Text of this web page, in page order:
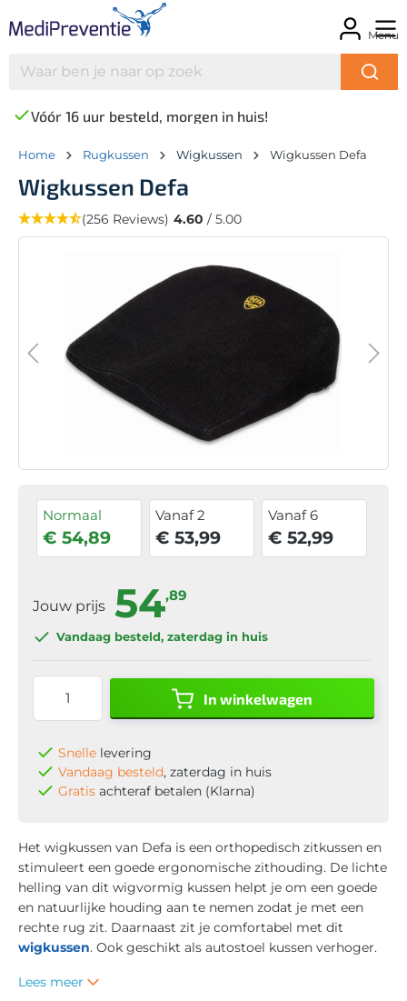
Menu
Vóór 16 uur besteld, morgen in huis!
Home Rugkussen Wigkussen Wigkussen Defa
Wigkussen Defa
(256 Reviews) 4.60 / 5.00
Normaal
€ 54,89
Vanaf 2
€ 53,99
Vanaf 6
€ 52,99
Jouw prijs 54,89
Vandaag besteld, zaterdag in huis
In winkelwagen
Snelle levering
Vandaag besteld, zaterdag in huis
Gratis achteraf betalen (Klarna)
Het wigkussen van Defa is een orthopedisch zitkussen en
stimuleert een goede ergonomische zithouding. De lichte
helling van dit wigvormig kussen helpt je om een goede
en natuurlijke houding aan te nemen zodat je met een
rechte rug zit. Daarnaast zit je comfortabel met dit
wigkussen. Ook geschikt als autostoel kussen verhoger.
Lees meer